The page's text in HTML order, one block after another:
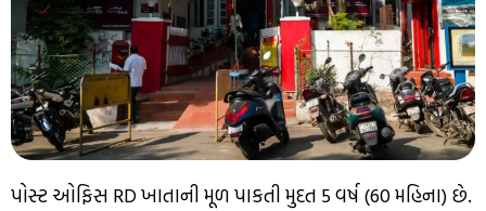
પોસ્ટ ઓફિસ RD ખાતાની મૂળ પાકતી મુદત 5 વર્ષ (60 મહિના) છે.